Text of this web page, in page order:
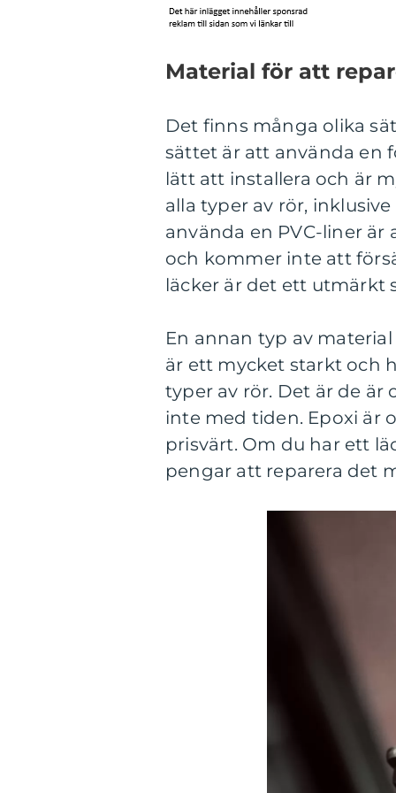
Material för att
Det finns många olika
sättet är att använda en
lätt att installera och är
alla typer av rör,
använda en PVC-liner
och kommer inte att
läcker är det ett utmärkt
En annan typ av
är ett mycket starkt och
typer av rör. Det är de är
inte med tiden. Epoxi är
prisvärt. Om du har ett
pengar att reparera det